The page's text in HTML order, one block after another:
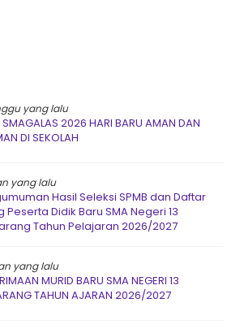
yang lalu
SMAGALAS 2026 HARI BARU AMAN DAN
DI SEKOLAH
yang lalu
Hasil Seleksi SPMB dan Daftar
Peserta Didik Baru SMA Negeri 13
Tahun Pelajaran 2026/2027
yang lalu
MURID BARU SMA NEGERI 13
TAHUN AJARAN 2026/2027